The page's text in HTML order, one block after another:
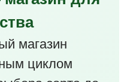
магазин
циклом